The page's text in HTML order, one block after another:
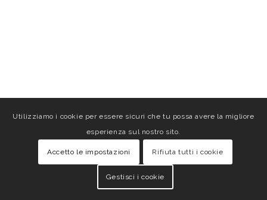
Utilizziamo i cookie per essere sicuri che tu possa avere la migliore
esperienza sul nostro sito.
Accetto le impostazioni Rifiuta tutti i cookie
Gestisci i cookie